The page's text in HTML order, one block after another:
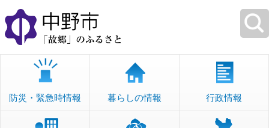
本
文
へ
移
防災・緊急時情報 暮らしの情報 行政情報